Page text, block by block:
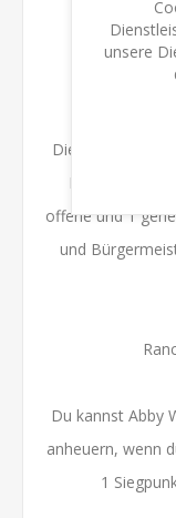
Offene &
Diese Zielkarten
Räume aus
offene und 1
und
Du kannst Abby
anheuern, wenn
1
unsere